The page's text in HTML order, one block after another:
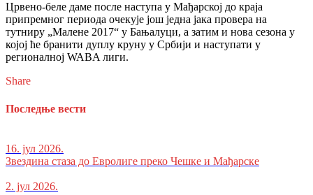
Црвено-беле даме после наступа у Мађарској до краја
припремног периода очекује још једна јака провера на
тутниру „Малене 2017“ у Бањалуци, а затим и нова сезона у
којој ће бранити дуплу круну у Србији и наступати у
регионалној WABA лиги.
Share
Последње вести
16. јул 2026.
Звездина стаза до Евролиге преко Чешке и Мађарске
2. јул 2026.